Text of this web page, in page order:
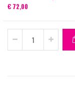
€ 72,00